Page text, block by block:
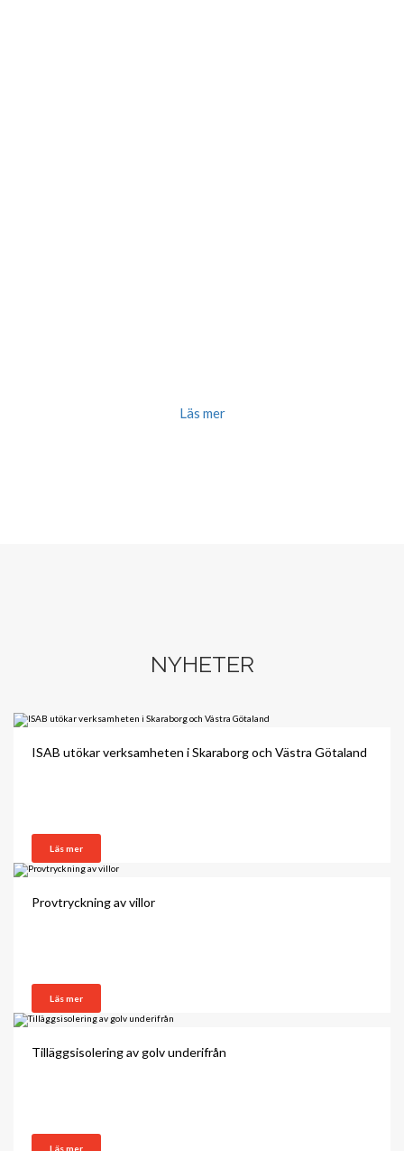
Läs mer
NYHETER
ISAB utökar verksamheten i Skaraborg och Västra Götaland
Läs mer
Provtryckning av villor
Läs mer
Tilläggsisolering av golv underifrån
Läs mer